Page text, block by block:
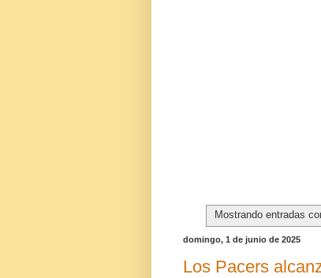
Mostrando entradas
domingo, 1 de junio de 2025
Los Pacers